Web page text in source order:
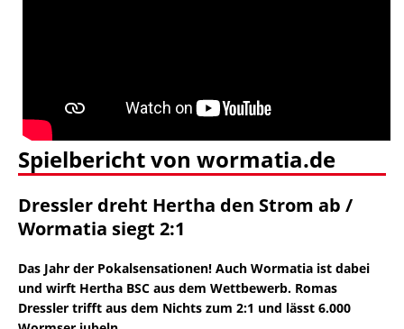
Spielbericht von wormatia.de
Dressler dreht Hertha den Strom ab /
Wormatia siegt 2:1
Das Jahr der Pokalsensationen! Auch Wormatia ist dabei
und wirft Hertha BSC aus dem Wettbewerb. Romas
Dressler trifft aus dem Nichts zum 2:1 und lässt 6.000